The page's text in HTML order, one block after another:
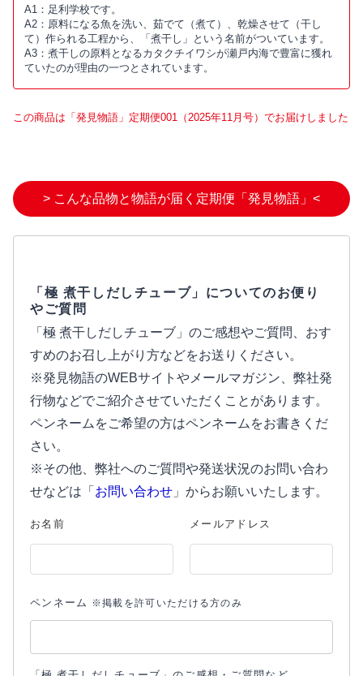
A1：足利学校です。
A2：原料になる魚を洗い、茹でて（煮て）、乾燥させて（干し
て）作られる工程から、「煮干し」という名前がついています。
A3：煮干しの原料となるカタクチイワシが瀬戸内海で豊富に獲れ
ていたのが理由の一つとされています。
この商品は「発見物語」定期便001（2025年11月号）でお届けしました
> こんな品物と物語が届く定期便「発見物語」<
「極 煮干しだしチューブ」についてのお便り
やご質問
「極 煮干しだしチューブ」のご感想やご質問、おす
すめのお召し上がり方などをお送りください。
※発見物語のWEBサイトやメールマガジン、弊社発
行物などでご紹介させていただくことがあります。
ペンネームをご希望の方はペンネームをお書きくだ
さい。
※その他、弊社へのご質問や発送状況のお問い合わ
せなどは「 お問い合わせ 」からお願いいたします。
お名前 メールアドレス
ペンネーム ※掲載を許可いただける方のみ